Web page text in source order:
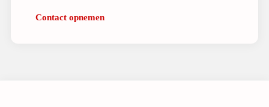
Contact opnemen